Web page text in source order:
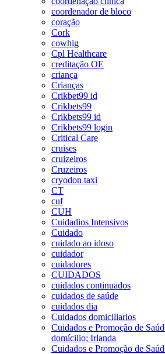
coordenador de bloco
coração
Cork
cowhig
Cpl Healthcare
creditação OE
criança
Crianças
Crikbet99 id
Crikbets99
Crikbets99 id
Crikbets99 login
Critical Care
cruises
cruizeiros
Cruzeiros
cryodon taxi
CT
cuf
CUH
Cuidadios Intensivos
Cuidado
cuidado ao idoso
cuidador
cuidadores
CUIDADOS
cuidados continuados
cuidados de saúde
cuidados dia
Cuidados domiciliarios
Cuidados e Promoção de
domícilio; Irlanda
Cuidados e Promoção de